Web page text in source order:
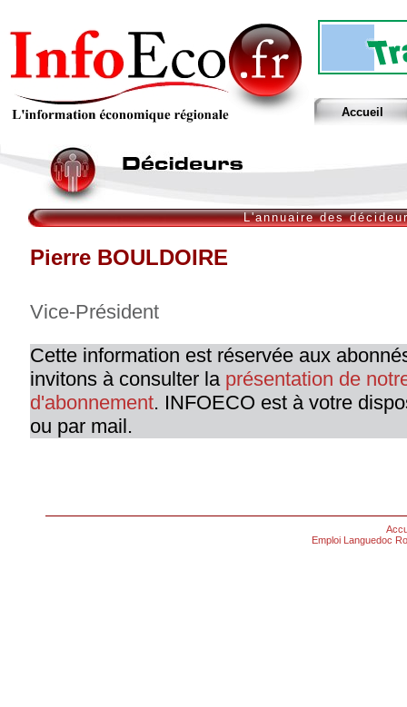
Accueil
L'annuaire des
Pierre BOULDOIRE
Vice-Président
Cette information est réservée aux
invitons à consulter la présentation de
d'abonnement. INFOECO est à votre
ou par mail.
Emploi Languedoc